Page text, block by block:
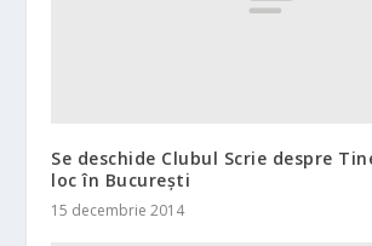
Se deschide Clubul Scrie despre
loc în București
15 decembrie 2014